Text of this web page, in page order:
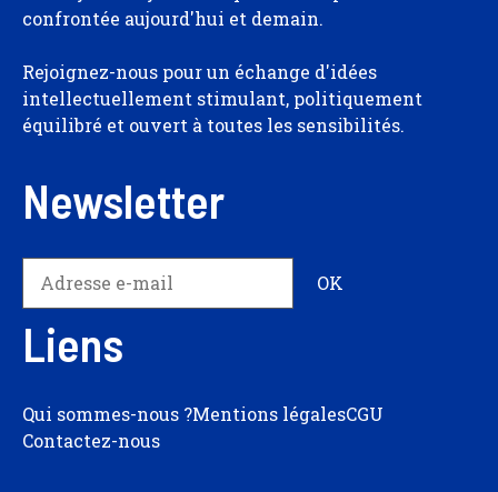
confrontée aujourd'hui et demain.
Rejoignez-nous pour un échange d'idées
intellectuellement stimulant, politiquement
équilibré et ouvert à toutes les sensibilités.
Newsletter
Liens
Qui sommes-nous ?Mentions légalesCGU
Contactez-nous